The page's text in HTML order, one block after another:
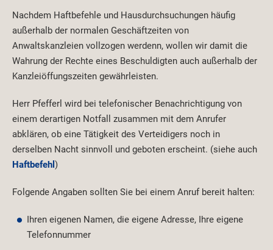
Nachdem Haftbefehle und Hausdurchsuchungen häufig
außerhalb der normalen Geschäftzeiten von
Anwaltskanzleien vollzogen werdenn, wollen wir damit die
Wahrung der Rechte eines Beschuldigten auch außerhalb der
Kanzleiöffungszeiten gewährleisten.
Herr Pfefferl wird bei telefonischer Benachrichtigung von
einem derartigen Notfall zusammen mit dem Anrufer
abklären, ob eine Tätigkeit des Verteidigers noch in
derselben Nacht sinnvoll und geboten erscheint. (siehe auch
Haftbefehl )
Folgende Angaben sollten Sie bei einem Anruf bereit halten:
Ihren eigenen Namen, die eigene Adresse, Ihre eigene
Telefonnummer